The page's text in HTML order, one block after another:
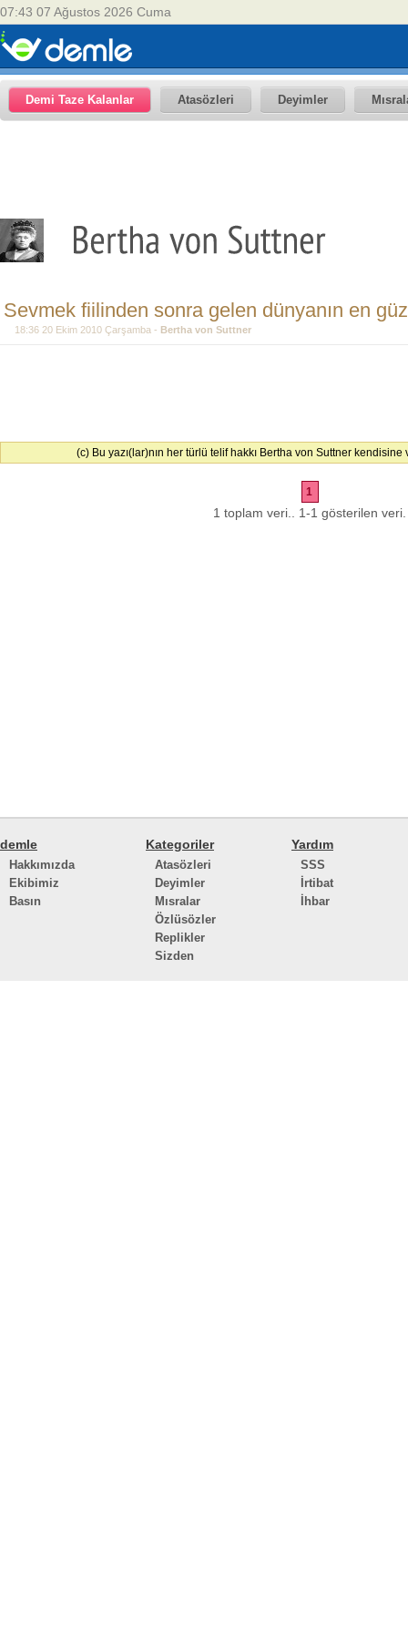
07:43 07 Ağustos 2026 Cuma
Demi Taze Kalanlar Atasözleri Deyimler
Sevmek fiilinden sonra gelen dünyanın en
18:36 20 Ekim 2010 Çarşamba - Bertha von Suttner
(c) Bu yazı(lar)nın her türlü telif hakkı Bertha von Suttner
1
1 toplam veri.. 1-1 gösterilen veri.
demle
Hakkımızda
Ekibimiz
Basın
Kategoriler
Atasözleri
Deyimler
Mısralar
Özlüsözler
Replikler
Sizden
Yardım
SSS
İrtibat
İhbar